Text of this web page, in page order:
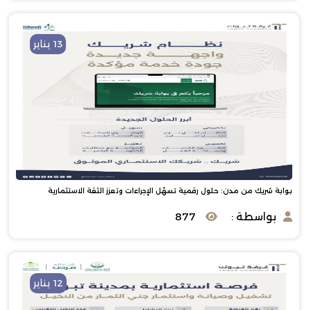
13 يناير
بوابة شريك من مدن: حلول رقمية تسهّل الإجراءات وتعزز الثقة الاستثمارية
بواسطة : 877
12 يناير